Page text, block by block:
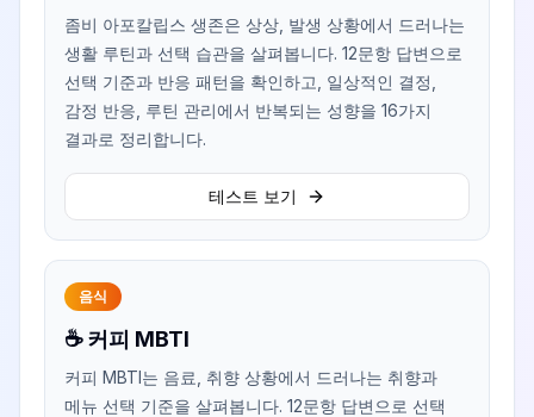
좀비 아포칼립스 생존은 상상, 발생 상황에서 드러나는
생활 루틴과 선택 습관을 살펴봅니다. 12문항 답변으로
선택 기준과 반응 패턴을 확인하고, 일상적인 결정,
감정 반응, 루틴 관리에서 반복되는 성향을 16가지
결과로 정리합니다.
테스트 보기
음식
☕ 커피 MBTI
커피 MBTI는 음료, 취향 상황에서 드러나는 취향과
메뉴 선택 기준을 살펴봅니다. 12문항 답변으로 선택